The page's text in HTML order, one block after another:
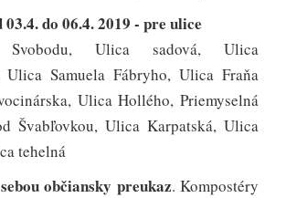
do 06.4. 2019 - pre ulice
Ulica sadová, Ulica
Ulica Samuela Fábryho, Ulica Fraňa
Ulica Hollého, Priemyselná
Švabľovkou, Ulica Karpatská, Ulica
tehelná
občiansky preukaz. Kompostéry